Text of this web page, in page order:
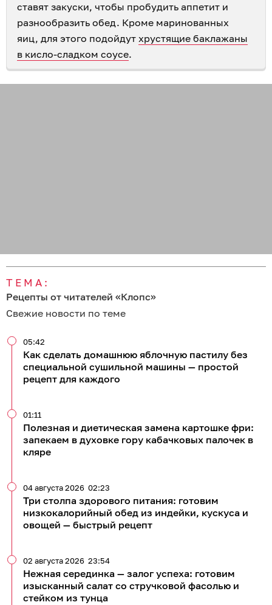
ставят закуски, чтобы пробудить аппетит и
разнообразить обед. Кроме маринованных
яиц, для этого подойдут хрустящие баклажаны
в кисло-сладком соусе.
ТЕМА:
Рецепты от читателей «Клопс»
Свежие новости по теме
Как сделать домашнюю яблочную пастилу без
специальной сушильной машины — простой
рецепт для каждого
05:42
Полезная и диетическая замена картошке фри:
запекаем в духовке гору кабачковых палочек в
кляре
01:11
Три столпа здорового питания: готовим
низкокалорийный обед из индейки, кускуса и
овощей — быстрый рецепт
04 августа 2026 02:23
Нежная серединка — залог успеха: готовим
изысканный салат со стручковой фасолью и
стейком из тунца
02 августа 2026 23:54